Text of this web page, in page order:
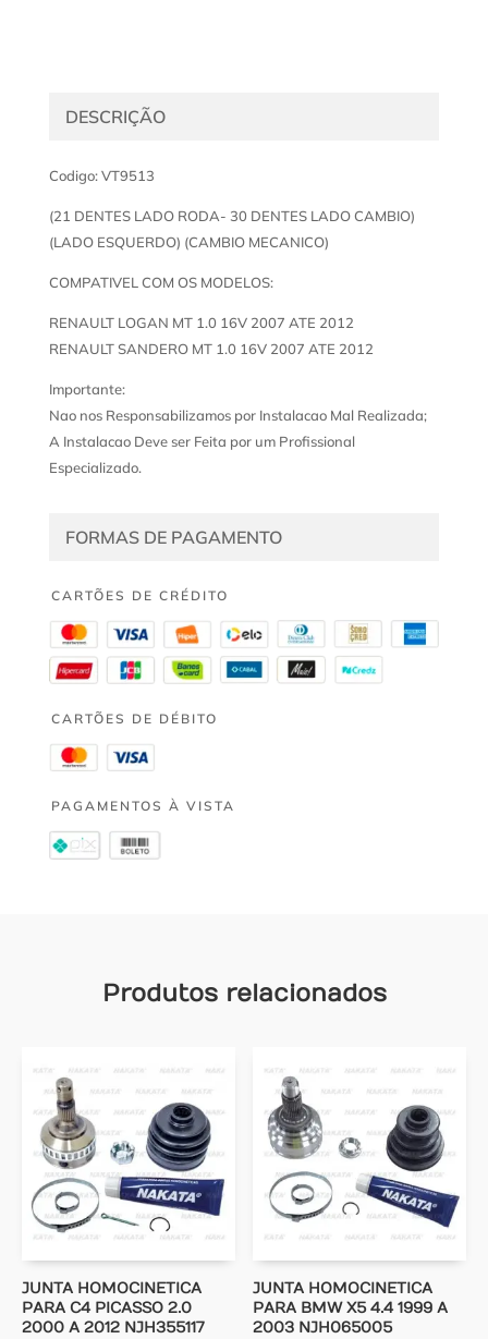
DESCRIÇÃO
Codigo: VT9513
(21 DENTES LADO RODA- 30 DENTES LADO CAMBIO)
(LADO ESQUERDO) (CAMBIO MECANICO)
COMPATIVEL COM OS MODELOS:
RENAULT LOGAN MT 1.0 16V 2007 ATE 2012
RENAULT SANDERO MT 1.0 16V 2007 ATE 2012
Importante:
Nao nos Responsabilizamos por Instalacao Mal Realizada;
A Instalacao Deve ser Feita por um Profissional
Especializado.
FORMAS DE PAGAMENTO
CARTÕES DE CRÉDITO
CARTÕES DE DÉBITO
PAGAMENTOS À VISTA
Produtos relacionados
JUNTA HOMOCINETICA
PARA C4 PICASSO 2.0
2000 A 2012 NJH355117
JUNTA HOMOCINETICA
PARA BMW X5 4.4 1999 A
2003 NJH065005